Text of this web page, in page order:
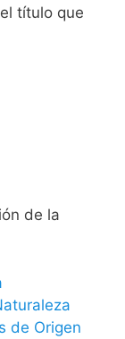
título que
de la
de Origen